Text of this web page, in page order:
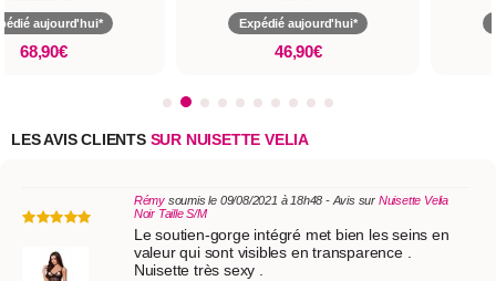
aujourd'hui*
68,90€
Expédié aujourd'hui*
46,90€
LES AVIS CLIENTSSUR NUISETTE VELIA
Rémysoumis le 09/08/2021 à 18h48 - Avis sur Nuisette Velia
Noir Taille S/M
Le soutien-gorge intégré met bien les seins en
valeur qui sont visibles en transparence .
Nuisette très sexy .